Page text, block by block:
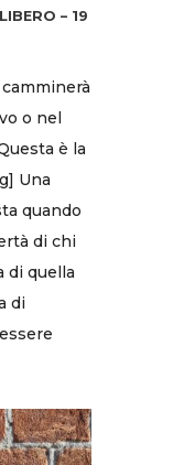
– 19
o nel
è la
Una
quando
di chi
di quella
di